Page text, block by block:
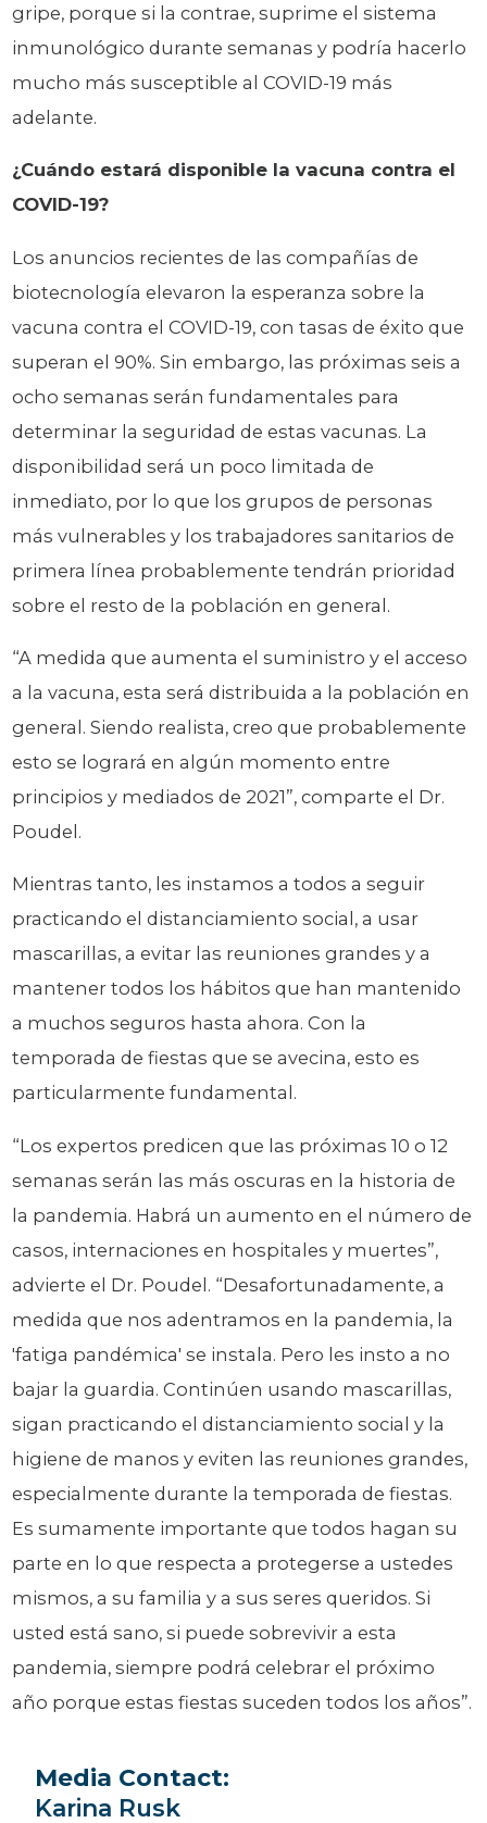
gripe, porque si la contrae, suprime el sistema
inmunológico durante semanas y podría hacerlo
mucho más susceptible al COVID-19 más
adelante.
¿Cuándo estará disponible la vacuna contra el
COVID-19?
Los anuncios recientes de las compañías de
biotecnología elevaron la esperanza sobre la
vacuna contra el COVID-19, con tasas de éxito que
superan el 90%. Sin embargo, las próximas seis a
ocho semanas serán fundamentales para
determinar la seguridad de estas vacunas. La
disponibilidad será un poco limitada de
inmediato, por lo que los grupos de personas
más vulnerables y los trabajadores sanitarios de
primera línea probablemente tendrán prioridad
sobre el resto de la población en general.
“A medida que aumenta el suministro y el acceso
a la vacuna, esta será distribuida a la población en
general. Siendo realista, creo que probablemente
esto se logrará en algún momento entre
principios y mediados de 2021”, comparte el Dr.
Poudel.
Mientras tanto, les instamos a todos a seguir
practicando el distanciamiento social, a usar
mascarillas, a evitar las reuniones grandes y a
mantener todos los hábitos que han mantenido
a muchos seguros hasta ahora. Con la
temporada de fiestas que se avecina, esto es
particularmente fundamental.
“Los expertos predicen que las próximas 10 o 12
semanas serán las más oscuras en la historia de
la pandemia. Habrá un aumento en el número de
casos, internaciones en hospitales y muertes”,
advierte el Dr. Poudel. “Desafortunadamente, a
medida que nos adentramos en la pandemia, la
'fatiga pandémica' se instala. Pero les insto a no
bajar la guardia. Continúen usando mascarillas,
sigan practicando el distanciamiento social y la
higiene de manos y eviten las reuniones grandes,
especialmente durante la temporada de fiestas.
Es sumamente importante que todos hagan su
parte en lo que respecta a protegerse a ustedes
mismos, a su familia y a sus seres queridos. Si
usted está sano, si puede sobrevivir a esta
pandemia, siempre podrá celebrar el próximo
año porque estas fiestas suceden todos los años”.
Media Contact:
Karina Rusk